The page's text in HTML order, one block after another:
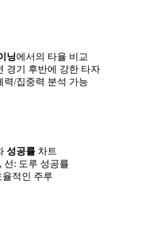
닝에서의 타율 비교
경기 후반에 강한 타자
력/집중력 분석 가능
성공률 차트
선: 도루 성공률
율적인 주루